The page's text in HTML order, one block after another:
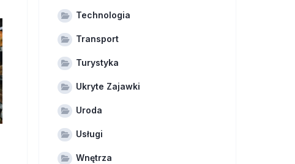
Technologia
Transport
Turystyka
Ukryte Zajawki
Uroda
Usługi
Wnętrza